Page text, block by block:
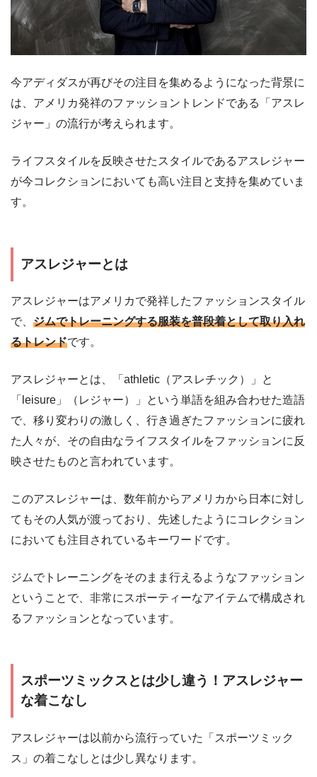
今アディダスが再びその注目を集めるようになった背景に
は、アメリカ発祥のファッショントレンドである「アスレ
ジャー」の流行が考えられます。
ライフスタイルを反映させたスタイルであるアスレジャー
が今コレクションにおいても高い注目と支持を集めていま
す。
アスレジャーとは
アスレジャーはアメリカで発祥したファッションスタイル
で、 ジムでトレーニングする服装を普段着として取り入れ
るトレンドです。
アスレジャーとは、「athletic（アスレチック）」と
「leisure」（レジャー）」という単語を組み合わせた造語
で、移り変わりの激しく、行き過ぎたファッションに疲れ
た人々が、その自由なライフスタイルをファッションに反
映させたものと言われています。
このアスレジャーは、数年前からアメリカから日本に対し
てもその人気が渡っており、先述したようにコレクション
においても注目されているキーワードです。
ジムでトレーニングをそのまま行えるようなファッション
ということで、非常にスポーティーなアイテムで構成され
るファッションとなっています。
スポーツミックスとは少し違う！アスレジャー
な着こなし
アスレジャーは以前から流行っていた「スポーツミック
ス」の着こなしとは少し異なります。